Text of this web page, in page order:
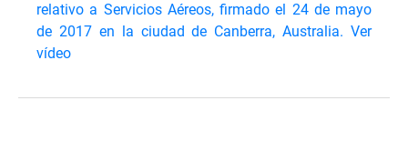
relativo a Servicios Aéreos, firmado el 24 de mayo
de 2017 en la ciudad de Canberra, Australia. Ver
vídeo